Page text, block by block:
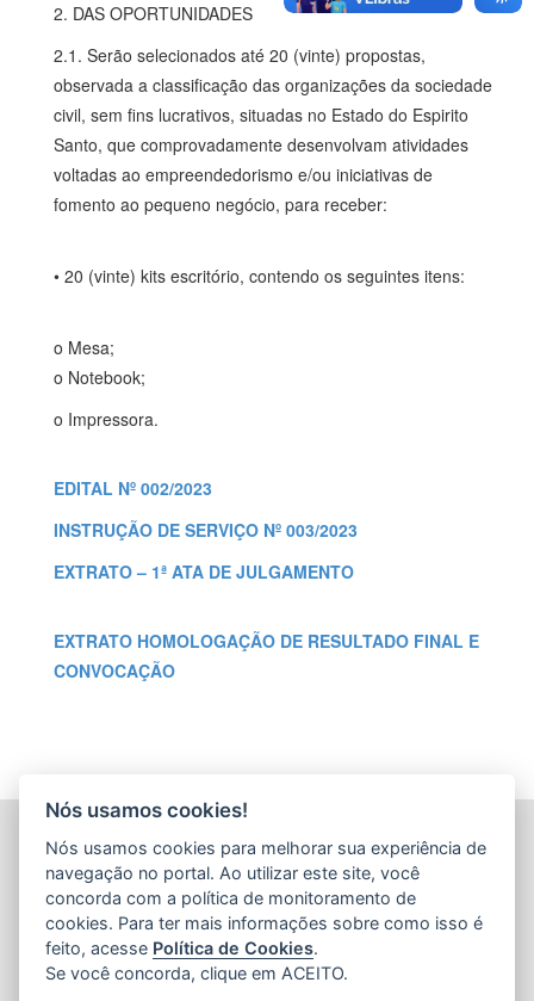
2. DAS OPORTUNIDADES
2.1. Serão selecionados até 20 (vinte) propostas,
observada a classificação das organizações da sociedade
civil, sem fins lucrativos, situadas no Estado do Espirito
Santo, que comprovadamente desenvolvam atividades
voltadas ao empreendedorismo e/ou iniciativas de
fomento ao pequeno negócio, para receber:
• 20 (vinte) kits escritório, contendo os seguintes itens:
o Mesa;
o Notebook;
o Impressora.
EDITAL Nº 002/2023
INSTRUÇÃO DE SERVIÇO Nº 003/2023
EXTRATO – 1ª ATA DE JULGAMENTO
EXTRATO HOMOLOGAÇÃO DE RESULTADO FINAL E
CONVOCAÇÃO
AGÊNCIA DE DESENVOLVIMENTO DAS MICRO E
PEQUENAS EMPRESAS E DO EMPREENDEDORISMO
(ADERES)
Av. Nossa Sra. da Penha, 714 - Edifício RS Trade Tower - 5º
Andar - Praia do Canto
CEP: 29055-130 - Vitória / ES
Tel.: 27 3636-8552
Nós usamos cookies!
Nós usamos cookies para melhorar sua experiência de
navegação no portal. Ao utilizar este site, você
concorda com a política de monitoramento de
cookies. Para ter mais informações sobre como isso é
feito, acesse Política de Cookies.
Se você concorda, clique em ACEITO.